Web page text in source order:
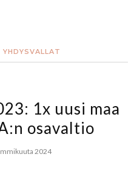
YHDYSVALLAT
1x uusi maa
osavaltio
2024